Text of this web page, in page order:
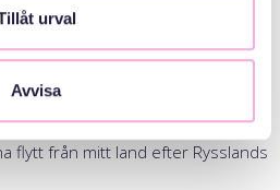
urval
Avvisa
Tetaina.
ett personligt plan, då jag delar
flytt från mitt land efter Rysslands